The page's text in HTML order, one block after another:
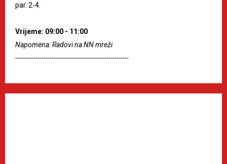
par. 2-4.
Vrijeme: 09:00 - 11:00
Napomena: Radovi na NN mreži
--------------------------------------------------------